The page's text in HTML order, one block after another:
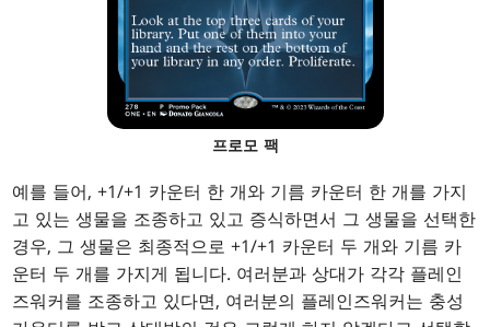
프로모 팩
예를 들어, +1/+1 카운터 한 개와 기름 카운터 한 개를 가지
고 있는 생물을 조종하고 있고 증식하면서 그 생물을 선택한
경우, 그 생물은 최종적으로 +1/+1 카운터 두 개와 기름 카
운터 두 개를 가지게 됩니다. 여러분과 상대가 각각 플레인
즈워커를 조종하고 있다면, 여러분의 플레인즈워커는 충성